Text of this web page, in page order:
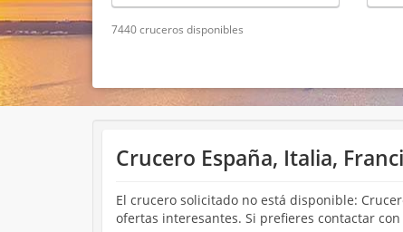
7440 cruceros disponibles
Crucero España, Italia,
El crucero solicitado no está disponible:
ofertas interesantes. Si prefieres contactar